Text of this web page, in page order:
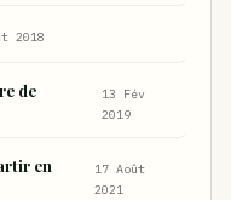
2018
de
13 Fév
2019
en
17 Août
2021